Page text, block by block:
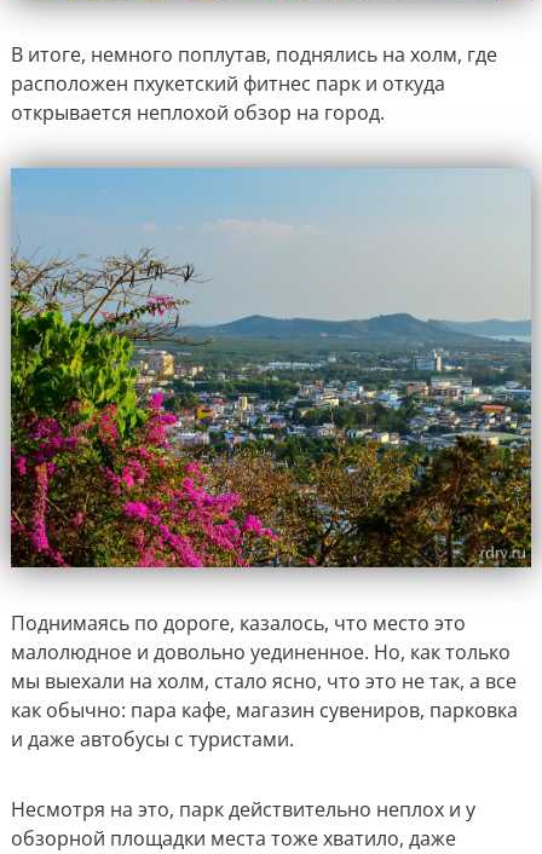
В итоге, немного поплутав, поднялись на холм, где
расположен пхукетский фитнес парк и откуда
открывается неплохой обзор на город.
Поднимаясь по дороге, казалось, что место это
малолюдное и довольно уединенное. Но, как только
мы выехали на холм, стало ясно, что это не так, а все
как обычно: пара кафе, магазин сувениров, парковка
и даже автобусы с туристами.
Несмотря на это, парк действительно неплох и у
обзорной площадки места тоже хватило, даже